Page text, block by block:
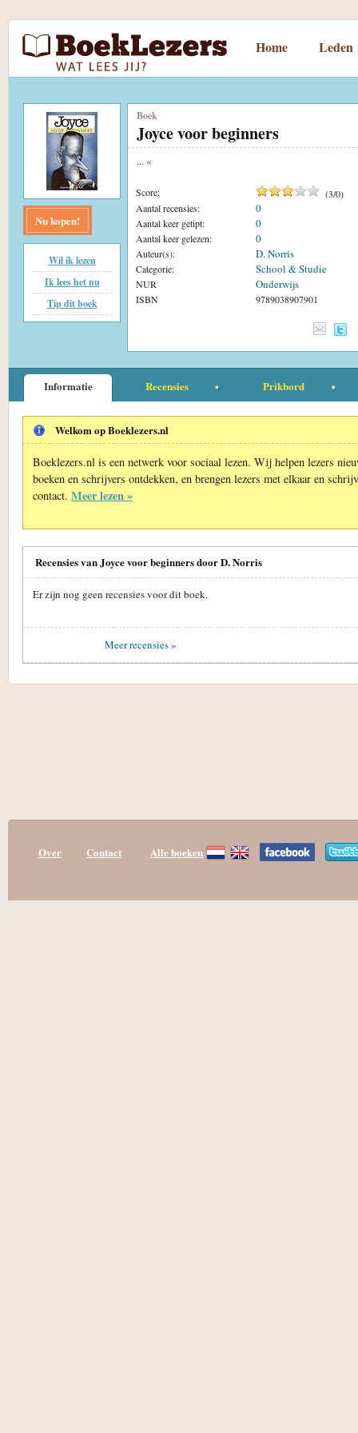
Home Leden
Nu kopen!
Wil ik lezen
Ik lees het nu
Tip dit boek
Boek
Joyce voor beginners
... «
Score: (3/0)
Aantal recensies:
0
Aantal keer getipt: 0
Aantal keer gelezen: 0
Auteur(s): D. Norris
Categorie: School & Studie
NUR Onderwijs
ISBN 9789038907901
Informatie Recensies Prikbord
Welkom op Boeklezers.nl
Boeklezers.nl is een netwerk voor sociaal lezen. Wij helpen lezers
boeken en schrijvers ontdekken, en brengen lezers met elkaar en
contact. Meer lezen »
Recensies van Joyce voor beginners door D. Norris
Er zijn nog geen recensies voor dit boek.
Meer recensies »
Over Contact Alle boeken